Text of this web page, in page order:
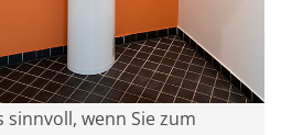
wenn Sie zum